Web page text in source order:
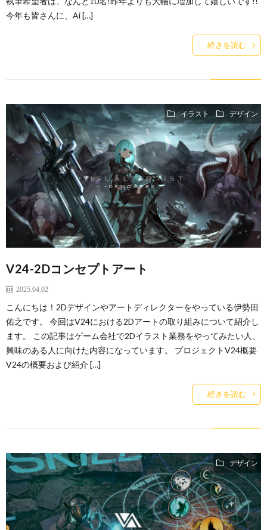
今年も皆さんに、Ai […]
続きを読む
イラスト デザイン
V24-2Dコンセプトアート
2025.04.02
こんにちは！2Dデザインやアートディレクターをやっている伊勢田
佑之です。 今回はV24における2Dアートの取り組みについて紹介し
ます。 この記事はゲーム会社で2Dイラスト業務をやってみたい人、
興味のある人に向けた内容になっています。 プロジェクトV24概要
V24の概要および紹介 […]
続きを読む
デザイン